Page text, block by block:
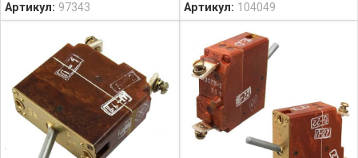
Артикул: 97343 Артикул: 104049